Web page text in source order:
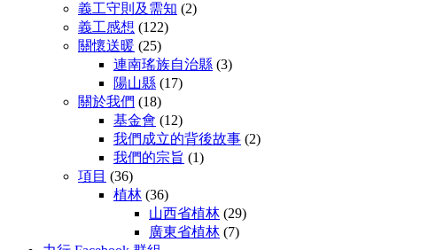
義工守則及需知 (2)
義工感想 (122)
關懷送暖 (25)
連南瑤族自治縣 (3)
陽山縣 (17)
關於我們 (18)
基金會 (12)
我們成立的背後故事 (2)
我們的宗旨 (1)
項目 (36)
植林 (36)
山西省植林 (29)
廣東省植林 (7)